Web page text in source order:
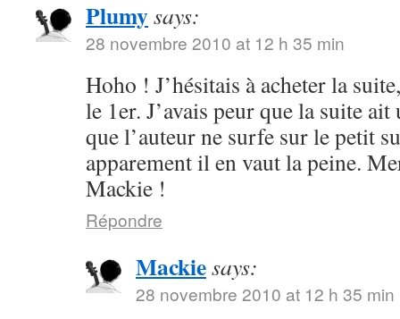
Plumysays:
28 novembre 2010 at 12 h 35 min
Hoho ! J’hésitais à acheter la
le 1er. J’avais peur que la suite
que l’auteur ne surfe sur le petit
apparement il en vaut la peine.
Mackie !
Répondre
Mackiesays:
28 novembre 2010 at 12 h 35 min